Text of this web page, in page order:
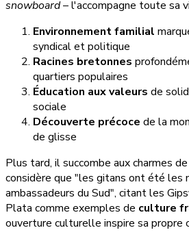
snowboard– l'accompagne toute sa
Environnement familial
syndical et politique
Racines bretonnes
quartiers populaires
Éducation aux valeurs de
sociale
Découverte précoce de la
de glisse
Plus tard, il succombe aux charmes de
considère que "les gitans ont été les
ambassadeurs du Sud", citant les
Plata comme exemples de culture
ouverture culturelle inspire sa propre